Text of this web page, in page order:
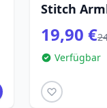
Stitch
19,90 €
Verfügbar